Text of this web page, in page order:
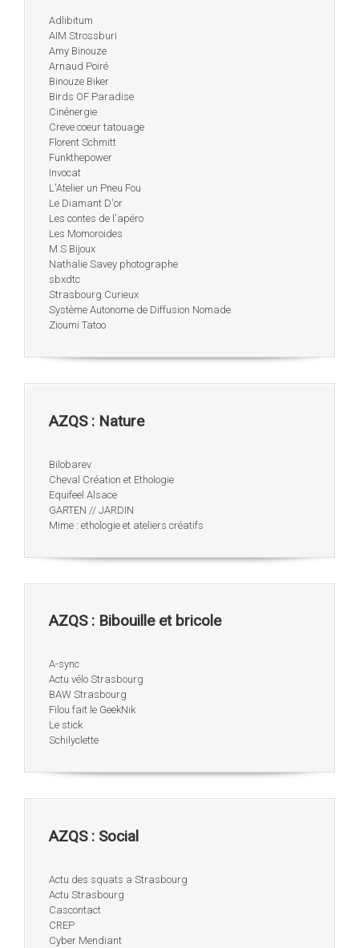
Adlibitum
AIM Strossburi
Amy Binouze
Arnaud Poiré
Binouze Biker
Birds OF Paradise
Cinénergie
Creve coeur tatouage
Florent Schmitt
Funkthepower
Invocat
L'Atelier un Pneu Fou
Le Diamant D'or
Les contes de l'apéro
Les Momoroides
M.S Bijoux
Nathalie Savey photographe
sbxdtc
Strasbourg Curieux
Système Autonome de Diffusion Nomade
Zioumi Tatoo
AZQS : Nature
Bilobarev
Cheval Création et Ethologie
Equifeel Alsace
GARTEN // JARDIN
Mime : ethologie et ateliers créatifs
AZQS : Bibouille et bricole
A-sync
Actu vélo Strasbourg
BAW Strasbourg
Filou fait le GeekNik
Le stick
Schilyclette
AZQS : Social
Actu des squats a Strasbourg
Actu Strasbourg
Cascontact
CREP
Cyber Mendiant